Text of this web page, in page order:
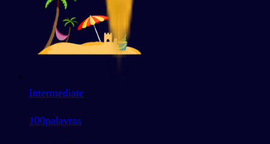
Intermediate
100palavras